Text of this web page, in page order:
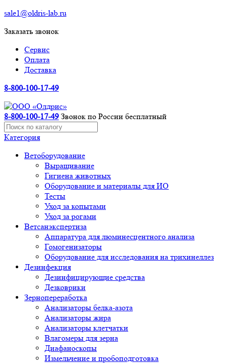
sale1@oldris-lab.ru
Заказать звонок
Сервис
Оплата
Доставка
8-800-100-17-49
8-800-100-17-49 Звонок по России бесплатный
Категория
Ветоборудование
Выращивание
Гигиена животных
Оборудование и материалы для ИО
Тесты
Уход за копытами
Уход за рогами
Ветсанэкспертиза
Аппаратура для люминесцентного анализа
Гомогенизаторы
Оборудование для исследования на трихинеллез
Дезинфекция
Дезинфицирующие средства
Дезковрики
Зернопереработка
Анализаторы белка-азота
Анализаторы жира
Анализаторы клетчатки
Влагомеры для зерна
Диафаноскопы
Измельчение и пробоподготовка